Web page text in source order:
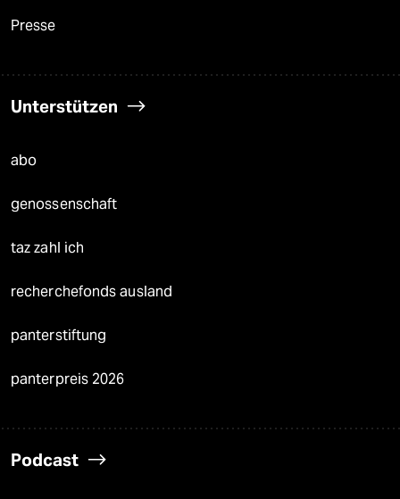
Presse
Unterstützen
abo
genossenschaft
taz zahl ich
recherchefonds ausland
panterstiftung
panterpreis 2026
Podcast